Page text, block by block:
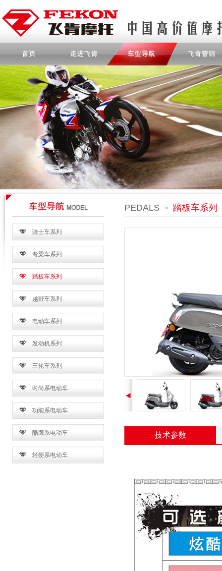
骑士车系列
弯梁车系列
踏板车系列
越野车系列
电动车系列
发动机系列
三轮车系列
时尚系电动车
功能系电动车
酷鹰系电动车
轻便系电动车
PEDALS 踏板车系列
技术参数